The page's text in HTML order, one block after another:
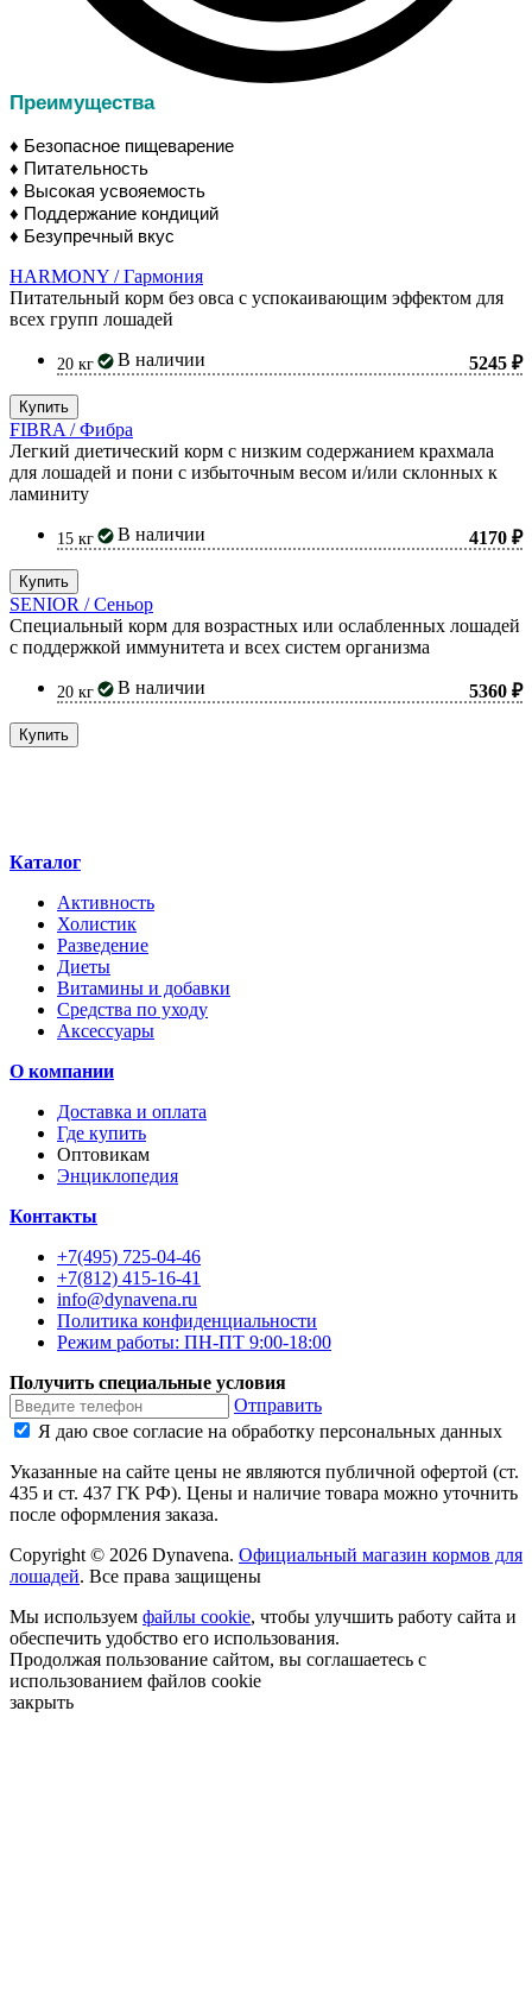
Преимущества
♦ Безопасное пищеварение
♦ Питательность
♦ Высокая усвояемость
♦ Поддержание кондиций
♦ Безупречный вкус
HARMONY / Гармония
Питательный корм без овса с успокаивающим эффектом для
всех групп лошадей
20 кг В наличии 5245 ₽
Купить
FIBRA / Фибра
Легкий диетический корм с низким содержанием крахмала
для лошадей и пони с избыточным весом и/или склонных к
ламиниту
15 кг В наличии 4170 ₽
Купить
SENIOR / Сеньор
Специальный корм для возрастных или ослабленных лошадей
с поддержкой иммунитета и всех систем организма
20 кг В наличии 5360 ₽
Купить
Каталог
Активность
Холистик
Разведение
Диеты
Витамины и добавки
Средства по уходу
Аксессуары
О компании
Доставка и оплата
Где купить
Оптовикам
Энциклопедия
Контакты
+7(495) 725-04-46
+7(812) 415-16-41
info@dynavena.ru
Политика конфиденциальности
Режим работы: ПН-ПТ 9:00-18:00
Получить специальные условия
Отправить
Я даю свое согласие на обработку персональных данных
Указанные на сайте цены не являются публичной офертой (ст.
435 и ст. 437 ГК РФ). Цены и наличие товара можно уточнить
после оформления заказа.
Copyright © 2026 Dynavena. Официальный магазин кормов для
лошадей. Все права защищены
Мы используем файлы cookie, чтобы улучшить работу сайта и
обеспечить удобство его использования.
Продолжая пользование сайтом, вы соглашаетесь с
использованием файлов cookie
закрыть